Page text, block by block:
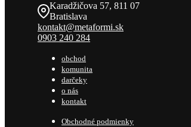
Karadžičova 57, 811 07
Bratislava
kontakt@metaformi.sk
0903 240 284
obchod
komunita
darčeky
o nás
kontakt
Obchodné podmienky